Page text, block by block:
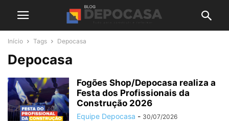
Início Tags Depocasa
Depocasa
Fogões Shop/Depocasa realiza a
Festa dos Profissionais da
Construção 2026
Equipe Depocasa - 30/07/2026